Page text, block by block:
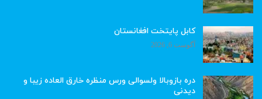
کابل پایتخت افغانستان
آگوست 6, 2026
دره بازوبالا ولسوالی ورس منظره خارق العاده زیبا و
دیدنی